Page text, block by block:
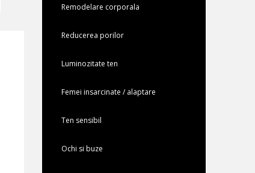
Remodelare corporala
Reducerea porilor
Luminozitate ten
Femei insarcinate / alaptare
Ten sensibil
Ochi si buze